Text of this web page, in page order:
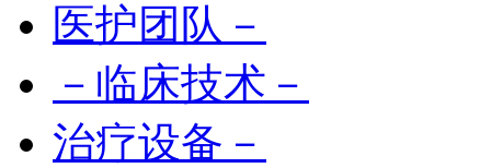
医护团队－
－临床技术－
治疗设备－